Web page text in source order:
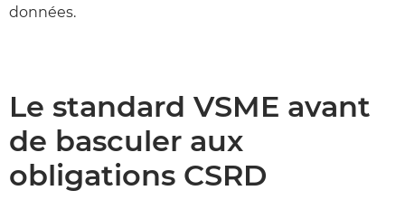
données.
Le standard VSME avant
de basculer aux
obligations CSRD